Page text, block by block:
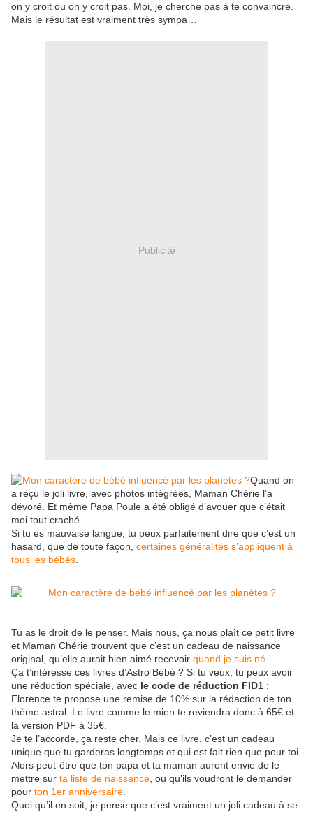
on y croit ou on y croit pas. Moi, je cherche pas à te convaincre.
Mais le résultat est vraiment très sympa…
Publicité
Quand on
a reçu le joli livre, avec photos intégrées, Maman Chérie l’a
dévoré. Et même Papa Poule a été obligé d’avouer que c’était
moi tout craché.
Si tu es mauvaise langue, tu peux parfaitement dire que c’est un
hasard, que de toute façon, certaines généralités s’appliquent à
tous les bébés
Tu as le droit de le penser. Mais nous, ça nous plaît ce petit livre
et Maman Chérie trouvent que c’est un cadeau de naissance
original, qu’elle aurait bien aimé recevoir quand je suis né
Ça t’intéresse ces livres d’Astro Bébé ? Si tu veux, tu peux avoir
une réduction spéciale, avec le code de réduction FID1 :
Florence te propose une remise de 10% sur la rédaction de ton
thème astral. Le livre comme le mien te reviendra donc à 65€ et
la version PDF à 35€.
Je te l’accorde, ça reste cher. Mais ce livre, c’est un cadeau
unique que tu garderas longtemps et qui est fait rien que pour toi.
Alors peut-être que ton papa et ta maman auront envie de le
mettre sur ta liste de naissance , ou qu’ils voudront le demander
pour ton 1er anniversaire
Quoi qu’il en soit, je pense que c’est vraiment un joli cadeau à se